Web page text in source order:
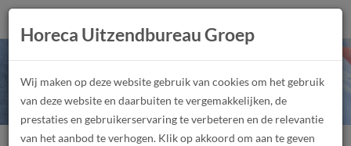
Horecamedewerker
landgoed!
Horeca Uitzendbureau Groep
Wij maken op deze website gebruik van cookies om het gebruik
van deze website en daarbuiten te vergemakkelijken, de
prestaties en gebruikerservaring te verbeteren en de relevantie
van het aanbod te verhogen. Klik op akkoord om aan te geven